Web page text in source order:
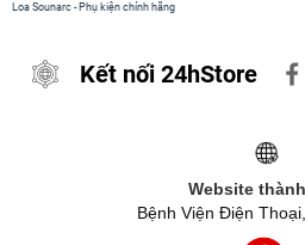
Loa Sounarc - Phụ kiện chính hãng
Kết nối 24hStore
Website
Bệnh Viện Điện